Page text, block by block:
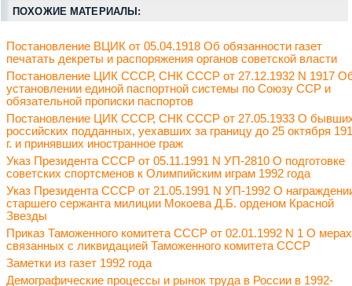
ПОХОЖИЕ МАТЕРИАЛЫ:
Постановление ВЦИК от 05.04.1918 Об обязанности газет
печатать декреты и распоряжения органов советской власти
Постановление ЦИК СССР, СНК СССР от 27.12.1932 N 1917
установлении единой паспортной системы по Союзу ССР и
обязательной прописки паспортов
Постановление ЦИК СССР, СНК СССР от 27.05.1933 О
российских подданных, уехавших за границу до 25 октября
г. и принявших иностранное граж
Указ Президента СССР от 05.11.1991 N УП-2810 О подготовке
советских спортсменов к Олимпийским играм 1992 года
Указ Президента СССР от 21.05.1991 N УП-1992 О
старшего сержанта милиции Мокоева Д.Б. орденом Красной
Звезды
Приказ Таможенного комитета СССР от 02.01.1992 N 1 О
связанных с ликвидацией Таможенного комитета СССР
Заметки из газет 1992 года
Демографические процессы и рынок труда в России в 1992-